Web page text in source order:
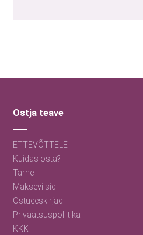
Ostja teave
ETTEVÕTTELE
Kuidas osta?
Tarne
Makseviisid
Ostueeskirjad
Privaatsuspoliitika
KKK